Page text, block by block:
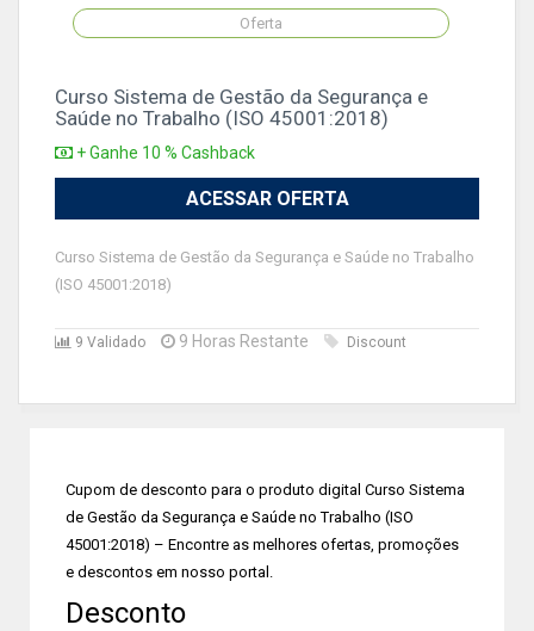
Oferta
Curso Sistema de Gestão da Segurança e
Saúde no Trabalho (ISO 45001:2018)
+ Ganhe 10 % Cashback
ACESSAR OFERTA
Curso Sistema de Gestão da Segurança e Saúde no Trabalho
(ISO 45001:2018)
9 Validado 9 Horas Restante Discount
Cupom de desconto para o produto digital Curso Sistema
de Gestão da Segurança e Saúde no Trabalho (ISO
45001:2018) – Encontre as melhores ofertas, promoções
e descontos em nosso portal.
Desconto